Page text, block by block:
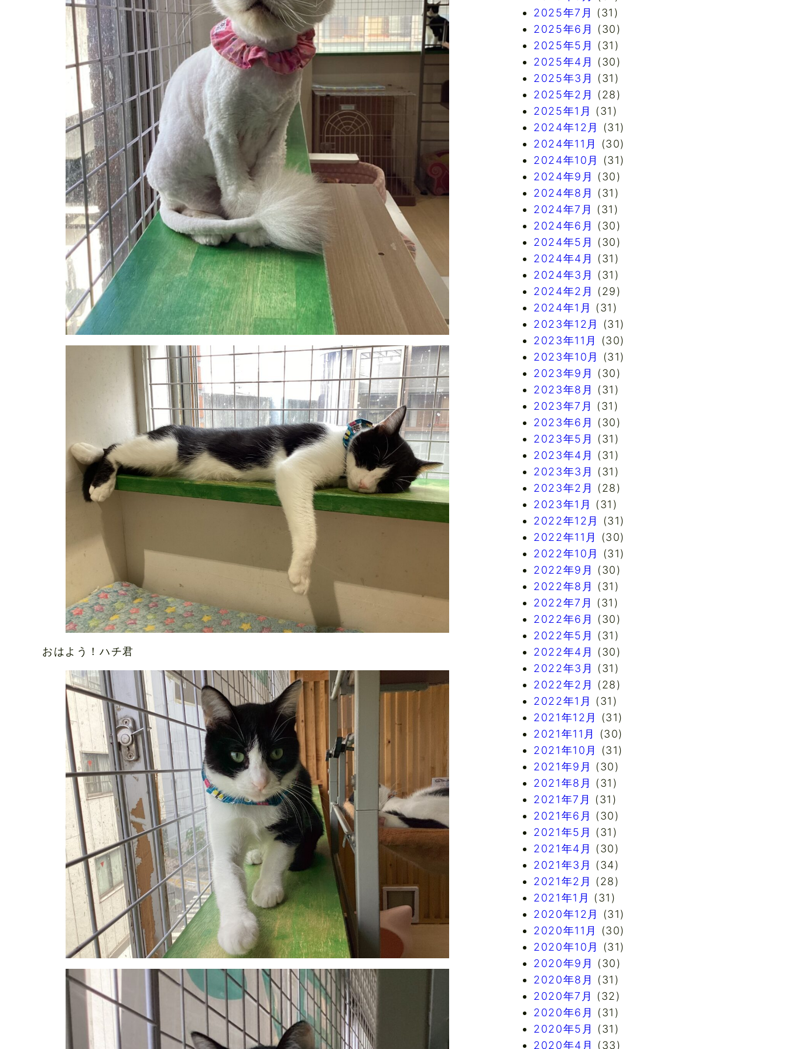
おはよう！ハチ君
2025年7月
(31)
2025年6月
(30)
2025年5月
(31)
2025年4月
(30)
2025年3月
(31)
2025年2月
(28)
2025年1月
(31)
2024年12月
(31)
2024年11月
(30)
2024年10月
(31)
2024年9月
(30)
2024年8月
(31)
2024年7月
(31)
2024年6月
(30)
2024年5月
(30)
2024年4月
(31)
2024年3月
(31)
2024年2月
(29)
2024年1月
(31)
2023年12月
(31)
2023年11月
(30)
2023年10月
(31)
2023年9月
(30)
2023年8月
(31)
2023年7月
(31)
2023年6月
(30)
2023年5月
(31)
2023年4月
(31)
2023年3月
(31)
2023年2月
(28)
2023年1月
(31)
2022年12月
(31)
2022年11月
(30)
2022年10月
(31)
2022年9月
(30)
2022年8月
(31)
2022年7月
(31)
2022年6月
(30)
2022年5月
(31)
2022年4月
(30)
2022年3月
(31)
2022年2月
(28)
2022年1月
(31)
2021年12月
(31)
2021年11月
(30)
2021年10月
(31)
2021年9月
(30)
2021年8月
(31)
2021年7月
(31)
2021年6月
(30)
2021年5月
(31)
2021年4月
(30)
2021年3月
(34)
2021年2月
(28)
2021年1月
(31)
2020年12月
(31)
2020年11月
(30)
2020年10月
(31)
2020年9月
(30)
2020年8月
(31)
2020年7月
(32)
2020年6月
(31)
2020年5月
(31)
2020年4月
(33)